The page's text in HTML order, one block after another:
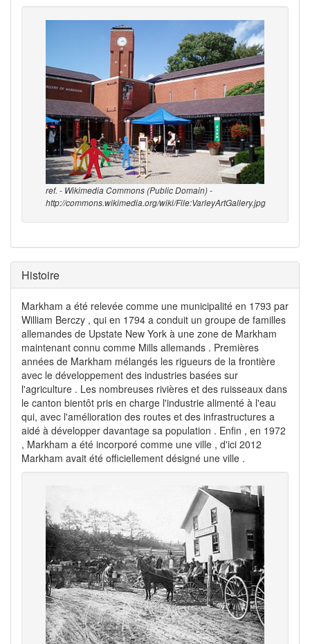
ref. - Wikimedia Commons (Public Domain) -
http://commons.wikimedia.org/wiki/File:VarleyArtGallery.jpg
Histoire
Markham a été relevée comme une municipalité en 1793 par
William Berczy , qui en 1794 a conduit un groupe de familles
allemandes de Upstate New York à une zone de Markham
maintenant connu comme Mills allemands . Premières
années de Markham mélangés les rigueurs de la frontière
avec le développement des industries basées sur
l'agriculture . Les nombreuses rivières et des ruisseaux dans
le canton bientôt pris en charge l'industrie alimenté à l'eau
qui, avec l'amélioration des routes et des infrastructures a
aidé à développer davantage sa population . Enfin , en 1972
, Markham a été incorporé comme une ville , d'ici 2012
Markham avait été officiellement désigné une ville .